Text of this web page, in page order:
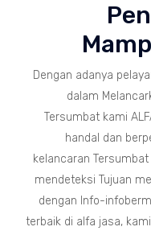
Dengan adanya
dalam
Tersumbat kami
handal dan
kelancaran
mendeteksi Tujuan
dengan Info-
terbaik di alfa jasa,